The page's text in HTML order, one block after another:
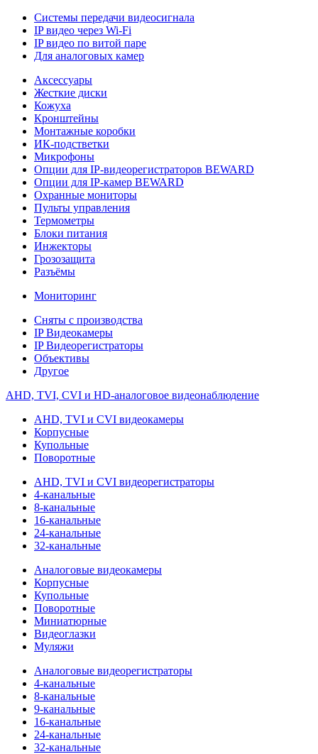
Системы передачи видеосигнала
IP видео через Wi-Fi
IP видео по витой паре
Для аналоговых камер
Аксессуары
Жесткие диски
Кожуха
Кронштейны
Монтажные коробки
ИК-подстветки
Микрофоны
Опции для IP-видеорегистраторов BEWARD
Опции для IP-камер BEWARD
Охранные мониторы
Пульты управления
Термометры
Блоки питания
Инжекторы
Грозозащита
Разъёмы
Мониторинг
Сняты с производства
IP Видеокамеры
IP Видеорегистраторы
Объективы
Другое
AHD, TVI, CVI и HD-аналоговое видеонаблюдение
AHD, TVI и CVI видеокамеры
Корпусные
Купольные
Поворотные
AHD, TVI и CVI видеорегистраторы
4-канальные
8-канальные
16-канальные
24-канальные
32-канальные
Аналоговые видеокамеры
Корпусные
Купольные
Поворотные
Миниатюрные
Видеоглазки
Муляжи
Аналоговые видеорегистраторы
4-канальные
8-канальные
9-канальные
16-канальные
24-канальные
32-канальные